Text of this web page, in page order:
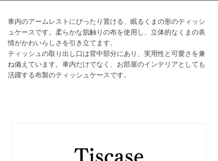
車内のアームレストにぴったり置ける、眠るくまの形のティッシ
ュケースです。柔らかな肌触りの布を使用し、立体的なくまの表
情がかわいらしさを引き立てます。
ティッシュの取り出し口は背中部分にあり、実用性と可愛さを兼
ね備えています。車内だけでなく、お部屋のインテリアとしても
活躍する布製のティッシュケースです。